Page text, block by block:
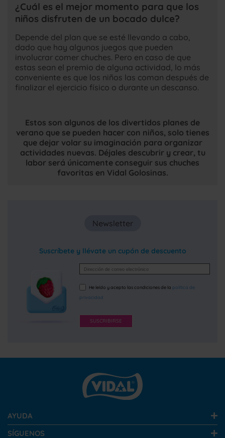
¿Cuál es el mejor momento para que los
niños disfruten de un bocado dulce?
Depende del plan que se esté llevando a cabo,
dado que hay algunos juegos que pueden
involucrar comer chuches. Pero en caso de que
estas sean el premio de alguna actividad, lo más
conveniente es que los niños las coman después de
finalizar el ejercicio físico o durante un descanso.
Estos son algunos de los divertidos planes de
verano que se pueden hacer con niños, solo tienes
que dejar volar su imaginación para organizar
actividades nuevas. Déjales descubrir y crear, tu
labor será únicamente conseguir sus chuches
favoritas en Vidal Golosinas.
Newsletter
Suscríbete y llévate un cupón de descuento
He leído y acepto las condiciones de la política de
privacidad
SUSCRIBIRSE
AYUDA
SÍGUENOS